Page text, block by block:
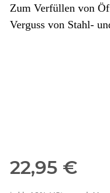
Zum Verfüllen von
Verguss von Stahl-
22,95 €